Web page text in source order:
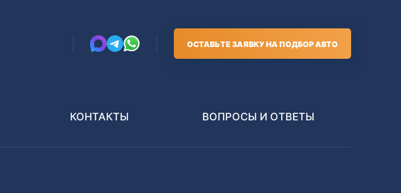
ОСТАВЬТЕ ЗАЯВКУ НА ПОДБОР АВТО
КОНТАКТЫ ВОПРОСЫ И ОТВЕТЫ